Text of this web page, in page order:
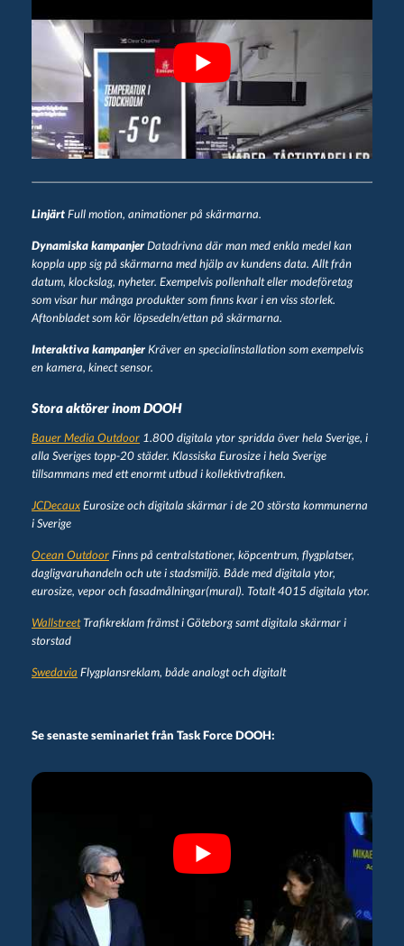
Linjärt Full motion, animationer på skärmarna.
Dynamiska kampanjer Datadrivna där man med enkla medel kan
koppla upp sig på skärmarna med hjälp av kundens data. Allt från
datum, klockslag, nyheter. Exempelvis pollenhalt eller modeföretag
som visar hur många produkter som finns kvar i en viss storlek.
Aftonbladet som kör löpsedeln/ettan på skärmarna.
Interaktiva kampanjer Kräver en specialinstallation som exempelvis
en kamera, kinect sensor.
Stora aktörer inom DOOH
Bauer Media Outdoor 1.800 digitala ytor spridda över hela Sverige, i
alla Sveriges topp-20 städer. Klassiska Eurosize i hela Sverige
tillsammans med ett enormt utbud i kollektivtrafiken.
JCDecaux Eurosize och digitala skärmar i de 20 största kommunerna
i Sverige
Ocean Outdoor Finns på centralstationer, köpcentrum, flygplatser,
dagligvaruhandeln och ute i stadsmiljö. Både med digitala ytor,
eurosize, vepor och fasadmålningar(mural). Totalt 4015 digitala ytor.
WallstreetTrafikreklam främst i Göteborg samt digitala skärmar i
storstad
Swedavia Flygplansreklam, både analogt och digitalt
Se senaste seminariet från Task Force DOOH: